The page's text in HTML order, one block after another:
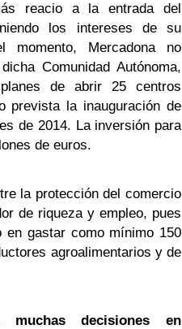
reacio a la entrada del
los intereses de su
momento, Mercadona no
Comunidad Autónoma,
de abrir 25 centros
prevista la inauguración de
de 2014. La inversión para
de euros.
la protección del comercio
de riqueza y empleo, pues
en gastar como mínimo 150
agroalimentarios y de
decisiones en